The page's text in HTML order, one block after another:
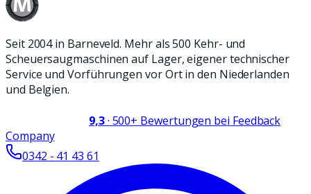
Seit 2004 in Barneveld. Mehr als 500 Kehr- und
Scheuersaugmaschinen auf Lager, eigener technischer
Service und Vorführungen vor Ort in den Niederlanden
und Belgien.
9,3· 500+ Bewertungen bei Feedback
Company
0342 - 41 43 61